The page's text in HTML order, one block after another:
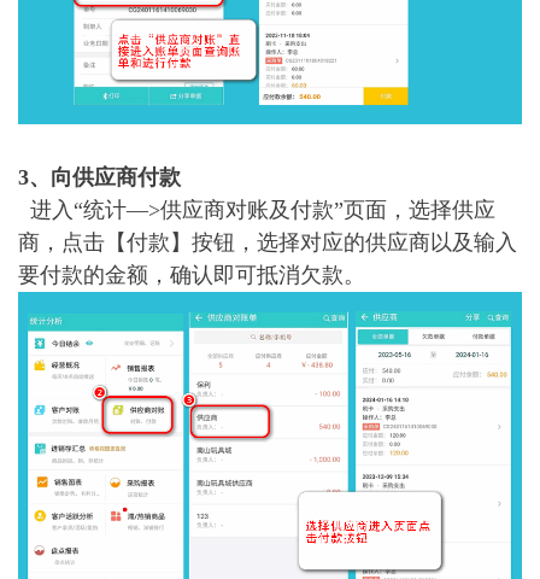
3、向供应商付款
进入“统计—>供应商对账及付款”页面，选择供应
商，点击【付款】按钮，选择对应的供应商以及输入
要付款的金额，确认即可抵消欠款。